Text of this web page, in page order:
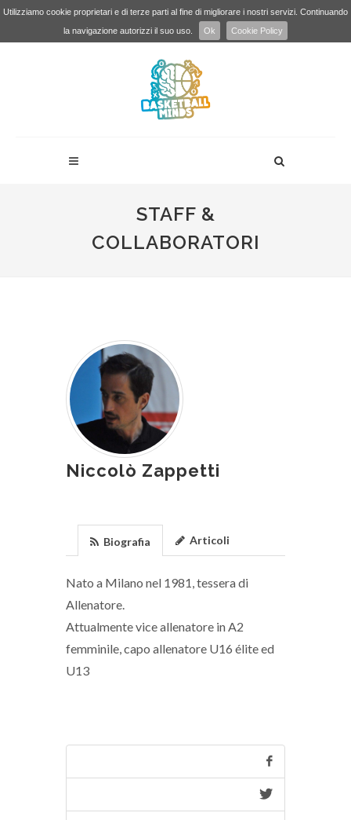
Utilizziamo cookie proprietari e di terze parti al fine di migliorare i nostri servizi. Continuando
la navigazione autorizzi il suo uso.
Ok Cookie Policy
STAFF &
COLLABORATORI
Niccolò Zappetti
Biografia Articoli
Nato a Milano nel 1981, tessera di
Allenatore.
Attualmente vice allenatore in A2
femminile, capo allenatore U16 élite ed
U13